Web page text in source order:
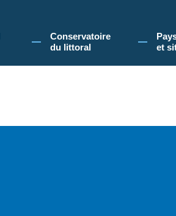
du littoral, vous acceptez l'utilisation
Conservatoire
du littoral
et